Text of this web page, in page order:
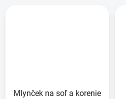
Mlynček na soľ a korenie